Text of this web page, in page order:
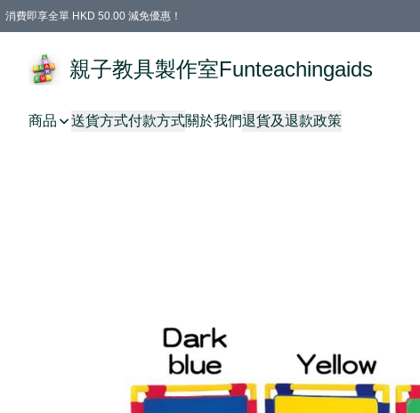
消費即享全單 HKD 50.00 減免優惠！
親子教具製作室Funteachingaids
商品 送貨方式付款方式關於我們退貨及退款政策